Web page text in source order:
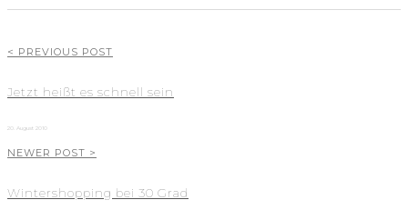
< PREVIOUS POST
Jetzt heißt es schnell sein
20. August 2010
NEWER POST >
Wintershopping bei 30 Grad